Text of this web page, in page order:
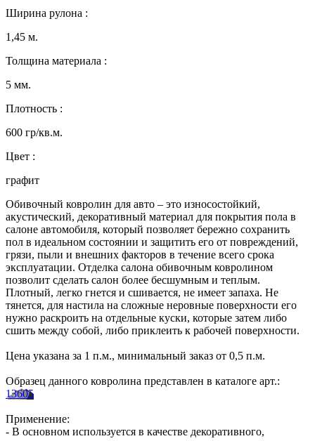
Ширина рулона :
1,45 м.
Толщина материала :
5 мм.
Плотность :
600 гр/кв.м.
Цвет :
графит
Обивочный ковролин для авто – это износостойкий,
акустический, декоративный материал для покрытия пола в
салоне автомобиля, который позволяет бережно сохранить
пол в идеальном состоянии и защитить его от повреждений,
грязи, пыли и внешних факторов в течение всего срока
эксплуатации. Отделка салона обивочным ковролином
позволит сделать салон более бесшумным и теплым.
Плотный, легко гнется и сшивается, не имеет запаха. Не
тянется, для настила на сложные неровные поверхности его
нужно раскроить на отдельные куски, которые затем либо
сшить между собой, либо приклеить к рабочей поверхности.
Цена указана за 1 п.м., минимальный заказ от 0,5 п.м.
Образец данного ковролина представлен в каталоге арт.:
13605
Применение:
- В основном используется в качестве декоративного,